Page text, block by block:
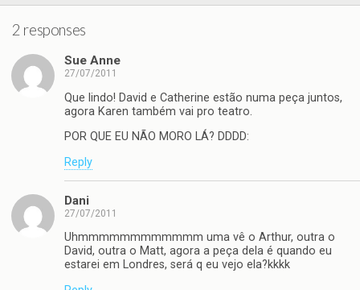
2 responses
Sue Anne
27/07/2011
Que lindo! David e Catherine estão numa peça juntos,
agora Karen também vai pro teatro.
POR QUE EU NÃO MORO LÁ? DDDD:
Reply
Dani
27/07/2011
Uhmmmmmmmmmmmm uma vê o Arthur, outra o
David, outra o Matt, agora a peça dela é quando eu
estarei em Londres, será q eu vejo ela?kkkk